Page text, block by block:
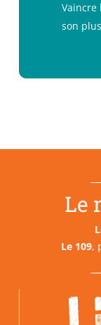
Vaincre
son
Le
Le 109,